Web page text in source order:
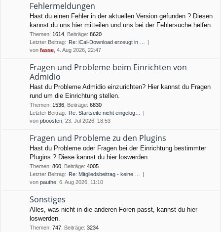
Fehlermeldungen
Hast du einen Fehler in der aktuellen Version gefunden ? Diesen
kannst du uns hier mitteilen und uns bei der Fehlersuche helfen.
Themen: 1614 Beiträge: 8620
Letzter Beitrag: Re: iCal-Download erzeugt in …
von fasse , 4. Aug 2026, 22:47
Fragen und Probleme beim Einrichten von
Admidio
Hast du Probleme Admidio einzurichten? Hier kannst du Fragen
rund um die Einrichtung stellen.
Themen: 1536 Beiträge: 6830
Letzter Beitrag: Re: Startseite nicht eingelog…
von pboosten , 23. Jul 2026, 18:53
Fragen und Probleme zu den Plugins
Hast du Probleme oder Fragen bei der Einrichtung bestimmter
Plugins ? Diese kannst du hier loswerden.
Themen: 860 Beiträge: 4005
Letzter Beitrag: Re: Mitgliedsbeitrag - keine …
von pauthe , 6. Aug 2026, 11:10
Sonstiges
Alles, was nicht in die anderen Foren passt, kannst du hier
loswerden.
Themen: 747 Beiträge: 3234